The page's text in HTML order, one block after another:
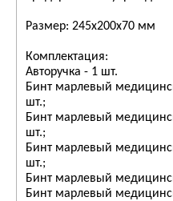
Размер: 245х200х70 мм
Комплектация:
Авторучка - 1 шт.
Бинт марлевый
шт.;
Бинт марлевый
шт.;
Бинт марлевый
шт.;
Бинт марлевый
Бинт марлевый